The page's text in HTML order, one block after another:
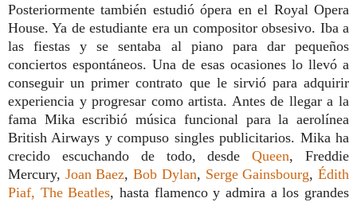
Posteriormente también estudió ópera en el Royal Opera
House. Ya de estudiante era un compositor obsesivo. Iba a
las fiestas y se sentaba al piano para dar pequeños
conciertos espontáneos. Una de esas ocasiones lo llevó a
conseguir un primer contrato que le sirvió para adquirir
experiencia y progresar como artista. Antes de llegar a la
fama Mika escribió música funcional para la aerolínea
British Airways y compuso singles publicitarios. Mika ha
crecido escuchando de todo, desdeQueen, Freddie
Mercury, Joan Baez,Bob Dylan, Serge Gainsbourg,Édith
Piaf, The Beatles, hasta flamenco y admira a los grandes